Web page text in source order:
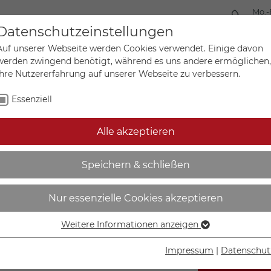
Mein
Sonderanfertigungen
und
21.S5104
IN DEN
unserer Webseite werden Cookies verwendet. Einige davon
zwingend benötigt, während es uns andere ermöglichen,
Nutzererfahrung auf unserer Webseite zu verbessern.
Essenziell
Alle akzeptieren
Speichern & schließen
Nur essenzielle Cookies akzeptieren
Essenzielle Cookies werden für grundlegende Funktionen der
Weitere Informationen anzeigen
Impressum